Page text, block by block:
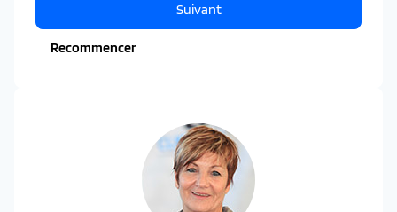
Recommencer
Suivant